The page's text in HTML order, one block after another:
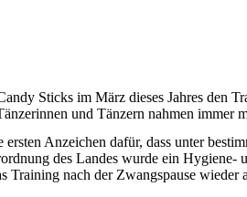
Sticks im März dieses Jahres den
und Tänzern nahmen immer
Anzeichen dafür, dass unter
des Landes wurde ein Hygiene-
Training nach der Zwangspause